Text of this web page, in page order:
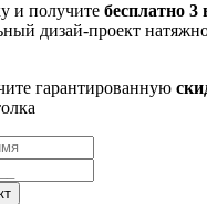
и получите бесплатно 3
дизай-проект
гарантированную